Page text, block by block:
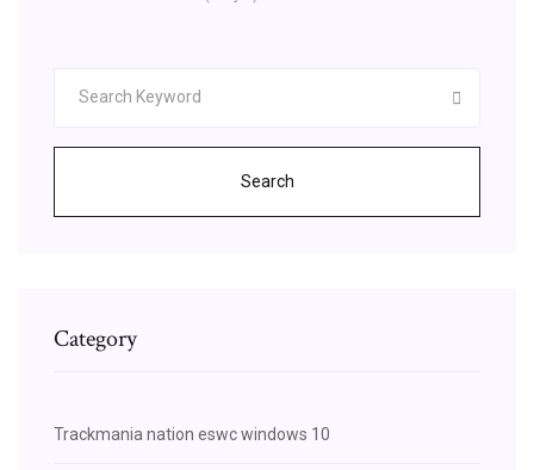
Search
Category
Trackmania nation eswc windows 10